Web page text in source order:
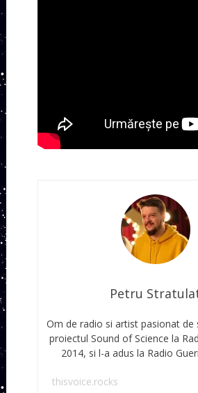
Petru
Om de radio si artist pasionat de
proiectul Sound of Science la
2014, si l-a adus la Radio
thisvoice.rocks